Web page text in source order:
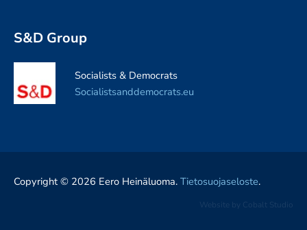
S&D Group
Socialists & Democrats
Socialistsanddemocrats.eu
Copyright © 2026 Eero Heinäluoma. Tietosuojaseloste.
Website by Cobalt Studio